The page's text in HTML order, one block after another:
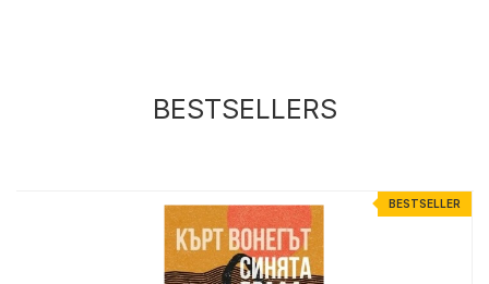
BESTSELLERS
BESTSELLER